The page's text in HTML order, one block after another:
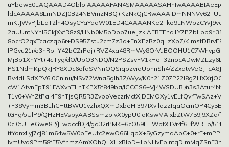
2aUUntNYhl5GkjXxfR8z9/
8ocrO2qxTcaczqp6r+DS95Zstu2cm7z3q+EnXFzRz0qLzXbZ/
lPGvu21r/
MjBp1XnYYt+4ciIiyg/dO/UbO3NDQ/
PS1NdmKpQkJRY8XDc6ofaSVNnOQSiqpzviqUonnSh4/
Bv4dLSdXPV6i0Gnlnu/NSv72Wna5gIh3Z/Wyv/
cW1AtvnEpT91FAXvnTLnTKPX5f849ba/IGCGS6+Vj4WSDUBl/
tGFg/oUlP9/QHzHEVspyAABSsmzblvX0ypU0IqKswMAIxbZtW759j9XZa/
0cl0tUHeGwe8P/JTwdccfDj4/ga32rPMK+6cO59LHWbtXTVr4f6FfWRLb/